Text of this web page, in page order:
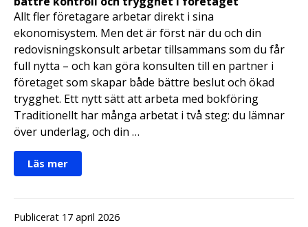
Allt fler företagare arbetar direkt i sina
ekonomisystem. Men det är först när du och din
redovisningskonsult arbetar tillsammans som du får
full nytta – och kan göra konsulten till en partner i
företaget som skapar både bättre beslut och ökad
trygghet. Ett nytt sätt att arbeta med bokföring
Traditionellt har många arbetat i två steg: du lämnar
över underlag, och din …
Läs mer
Publicerat 17 april 2026